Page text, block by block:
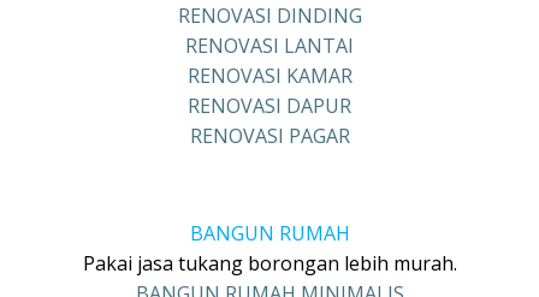
RENOVASI DINDING
RENOVASI LANTAI
RENOVASI KAMAR
RENOVASI DAPUR
RENOVASI PAGAR
BANGUN RUMAH
Pakai jasa tukang borongan lebih murah.